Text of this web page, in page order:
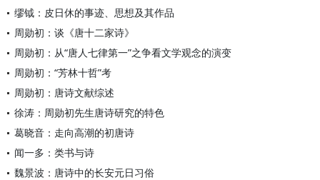
缪钺：皮日休的事迹、思想及其作品
周勋初：谈《唐十二家诗》
周勋初：从“唐人七律第一”之争看文学观念的演变
周勋初：“芳林十哲”考
周勋初：唐诗文献综述
徐涛：周勋初先生唐诗研究的特色
葛晓音：走向高潮的初唐诗
闻一多：类书与诗
魏景波：唐诗中的长安元日习俗